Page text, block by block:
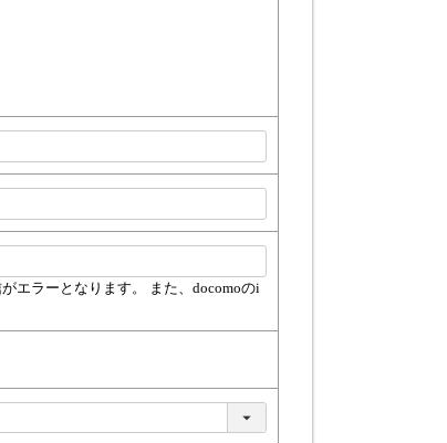
エラーとなります。 また、docomoのi